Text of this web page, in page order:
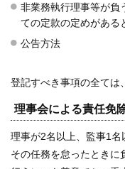
非業務執行理事等が負
ての定款の定めがある
公告方法
登記すべき事項の全ては、
理事会による責任免
理事が2名以上、監事1
その任務を怠ったときに